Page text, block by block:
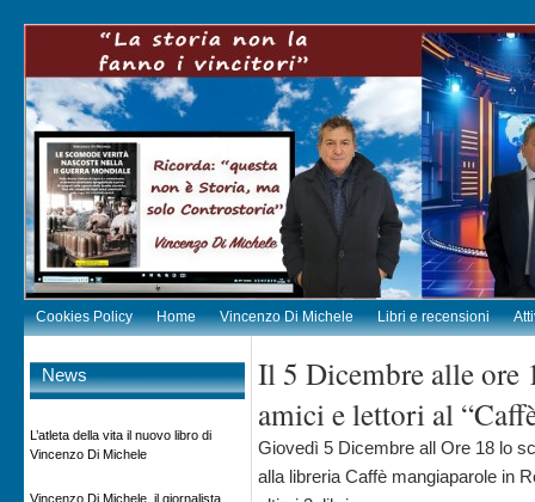
Cookies Policy Home Vincenzo Di Michele Libri e recensioni
News
L’atleta della vita il nuovo libro di
Vincenzo Di Michele
Vincenzo Di Michele, il giornalista
Il 5 Dicembre alle ore
amici e lettori al
Giovedì 5 Dicembre all Ore 18 lo
alla libreria Caffè mangiaparole in